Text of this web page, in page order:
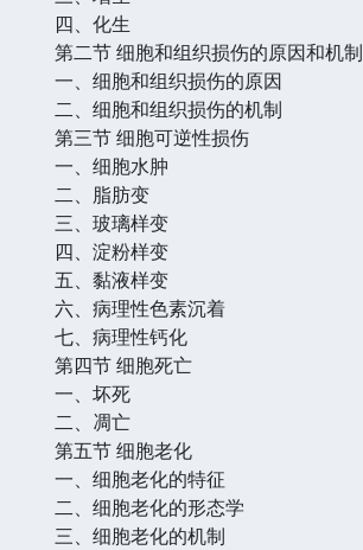
四、化生
第二节 细胞和组织损伤的原因和机制
一、细胞和组织损伤的原因
二、细胞和组织损伤的机制
第三节 细胞可逆性损伤
一、细胞水肿
二、脂肪变
三、玻璃样变
四、淀粉样变
五、黏液样变
六、病理性色素沉着
七、病理性钙化
第四节 细胞死亡
一、坏死
二、凋亡
第五节 细胞老化
一、细胞老化的特征
二、细胞老化的形态学
三、细胞老化的机制